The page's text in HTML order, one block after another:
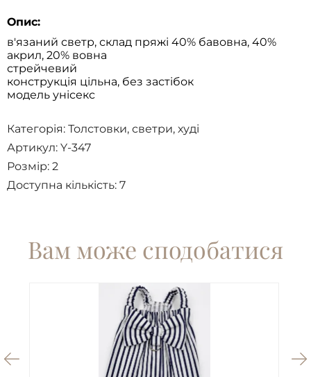
Опис:
в'язаний светр, склад пряжі 40% бавовна, 40%
акрил, 20% вовна
стрейчевий
конструкція цільна, без застібок
модель унісекс
Категорія: Толстовки, светри, худі
Артикул: Y-347
Розмір: 2
Доступна кількість: 7
Вам може сподобатися